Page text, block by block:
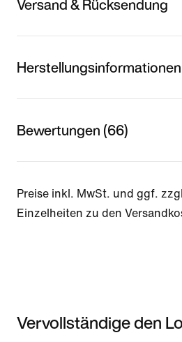
Versand & Rücksendung
Herstellungsinformationen
Bewertungen (66)
Preise inkl. MwSt. und ggf.
Einzelheiten zu den
Vervollständige den